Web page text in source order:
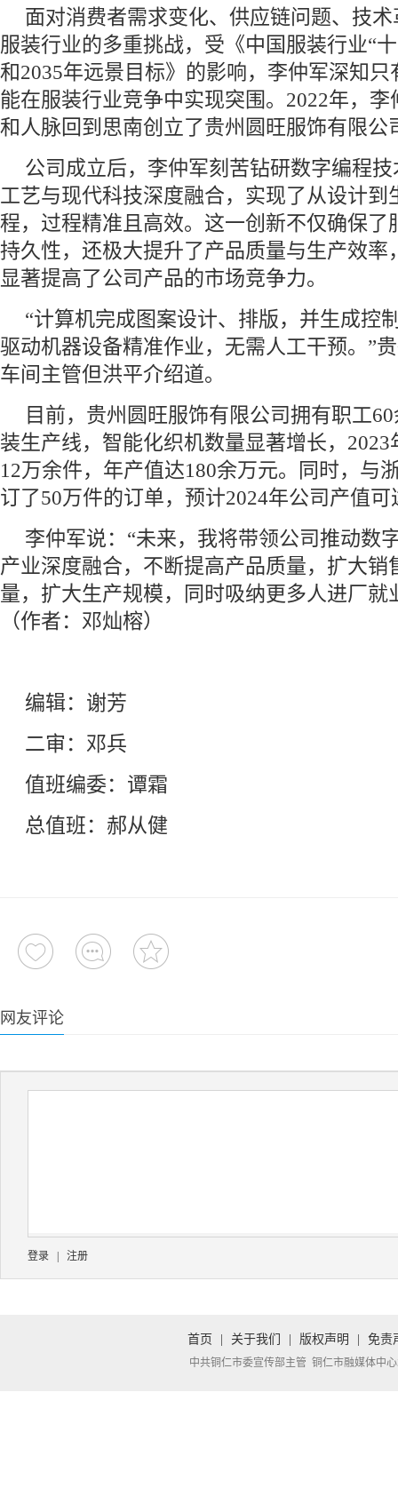
面对消费者需求变化、供应链问题、技
服装行业的多重挑战，受《中国服装行业“
和2035年远景目标》的影响，李仲军深知
能在服装行业竞争中实现突围。2022年，
和人脉回到思南创立了贵州圆旺服饰有限公
公司成立后，李仲军刻苦钻研数字编程
工艺与现代科技深度融合，实现了从设计到
程，过程精准且高效。这一创新不仅确保了
持久性，还极大提升了产品质量与生产效率
显著提高了公司产品的市场竞争力。
“计算机完成图案设计、排版，并生成控
驱动机器设备精准作业，无需人工干预。”
车间主管但洪平介绍道。
目前，贵州圆旺服饰有限公司拥有职工
装生产线，智能化织机数量显著增长，
12万余件，年产值达180余万元。同时，与
订了50万件的订单，预计2024年公司产值可
李仲军说：“未来，我将带领公司推动数
产业深度融合，不断提高产品质量，扩大销
量，扩大生产规模，同时吸纳更多人进厂就
（作者：邓灿榕）
编辑：谢芳
二审：邓兵
值班编委：谭霜
总值班：郝从健
网友评论
登录 注册
首页 关于我们 版权声明 免责
中共铜仁市委宣传部主管 铜仁市融媒体中心